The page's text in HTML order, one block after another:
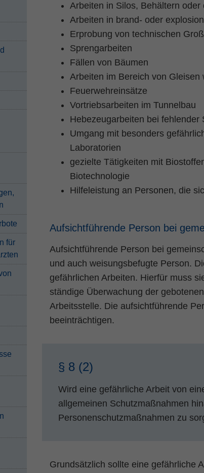
für
Arbeiten in Silos, Behältern oder
Arbeiten in brand- oder
Erprobung von technischen
Sprengarbeiten
Fällen von Bäumen
Arbeiten im Bereich von
Feuerwehreinsätze
Vortriebsarbeiten im Tunnelbau
Hebezeugarbeiten bei
Umgang mit besonders
Laboratorien
gezielte Tätigkeiten mit
Biotechnologie
Hilfeleistung an Personen, die
Aufsichtführende Person bei
Aufsichtführende Person bei
und auch weisungsbefugte Person.
gefährlichen Arbeiten. Hierfür muss
ständige Überwachung der
Arbeitsstelle. Die aufsichtführende
beeinträchtigen.
§ 8 (2)
Wird eine gefährliche Arbeit von
allgemeinen Schutzmaßnahmen
Personenschutzmaßnahmen zu
Grundsätzlich sollte eine gefährliche
Zweck PHPs Standard